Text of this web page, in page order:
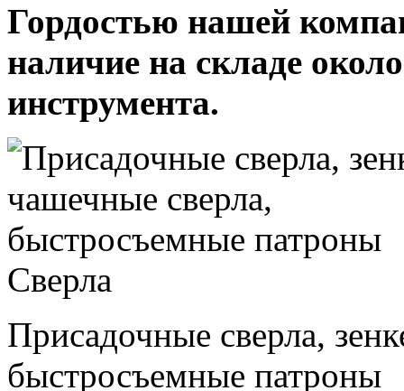
Гордостью нашей
наличие на складе
инструмента.
Сверла
Присадочные сверла,
быстросъемные патроны